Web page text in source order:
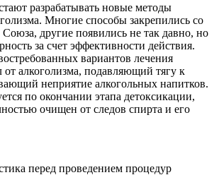
разрабатывать новые методы
Многие способы закрепились со
другие появились не так давно, но
за счет эффективности действия.
вариантов лечения
от алкоголизма, подавляющий тягу к
неприятие алкогольных напитков.
по окончании этапа детоксикации,
очищен от следов спирта и его
перед проведением процедур